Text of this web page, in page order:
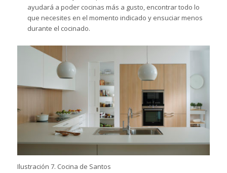
ayudará a poder cocinas más a gusto, encontrar todo lo
que necesites en el momento indicado y ensuciar menos
durante el cocinado.
Ilustración 7. Cocina de Santos